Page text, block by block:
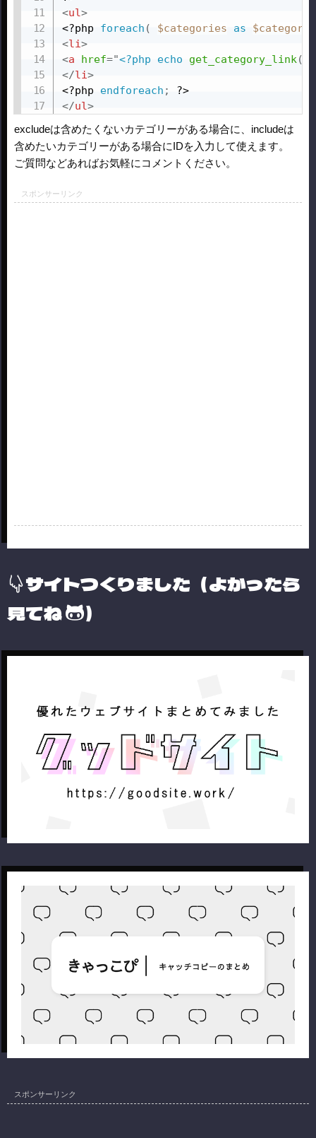
<ul>
<?php
foreach ( $categories as $category
<li>
<a href="<?php echo get_category_link(
</li>
<?php
endforeach ;
?>
</ul>
excludeは含めたくないカテゴリーがある場合に、includeは
含めたいカテゴリーがある場合にIDを入力して使えます。
ご質問などあればお気軽にコメントください。
サイトつくりました（よかったら
見てね
）